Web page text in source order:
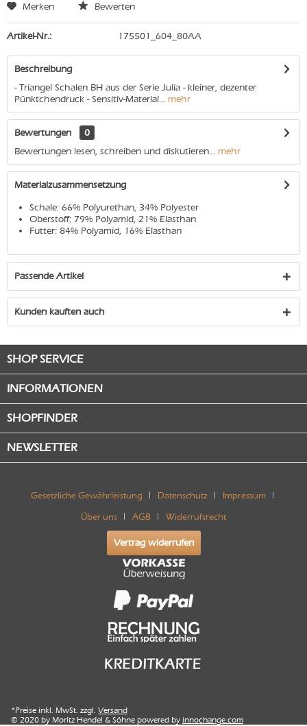
Merken Bewerten
Artikel-Nr.: 175501_604_80AA
Beschreibung
- Triangel Schalen BH aus der Serie Julia - kleiner, dezenter
Pünktchendruck - Sensitiv-Material... mehr
Bewertungen
0
Bewertungen lesen, schreiben und diskutieren... mehr
Materialzusammensetzung
Schale: 66% Polyurethan, 34% Polyester
Oberstoff: 79% Polyamid, 21% Elasthan
Futter: 84% Polyamid, 16% Elasthan
Passende Artikel
Kunden kauften auch
SHOP SERVICE
INFORMATIONEN
SHOPFINDER
NEWSLETTER
Gesetzliche Gewährleistung Datenschutz Impressum
Über uns AGB Widerrufsrecht
Vertrag widerrufen
*Preise inkl. MwSt. zzgl. Versand
© 2020 by Moritz Hendel & Söhne powered by innochange.com